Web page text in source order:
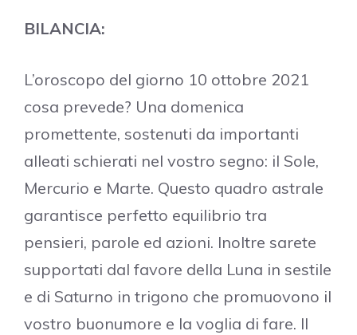
BILANCIA:
L’oroscopo del giorno 10 ottobre 2021
cosa prevede? Una domenica
promettente, sostenuti da importanti
alleati schierati nel vostro segno: il Sole,
Mercurio e Marte. Questo quadro astrale
garantisce perfetto equilibrio tra
pensieri, parole ed azioni. Inoltre sarete
supportati dal favore della Luna in sestile
e di Saturno in trigono che promuovono il
vostro buonumore e la voglia di fare. Il